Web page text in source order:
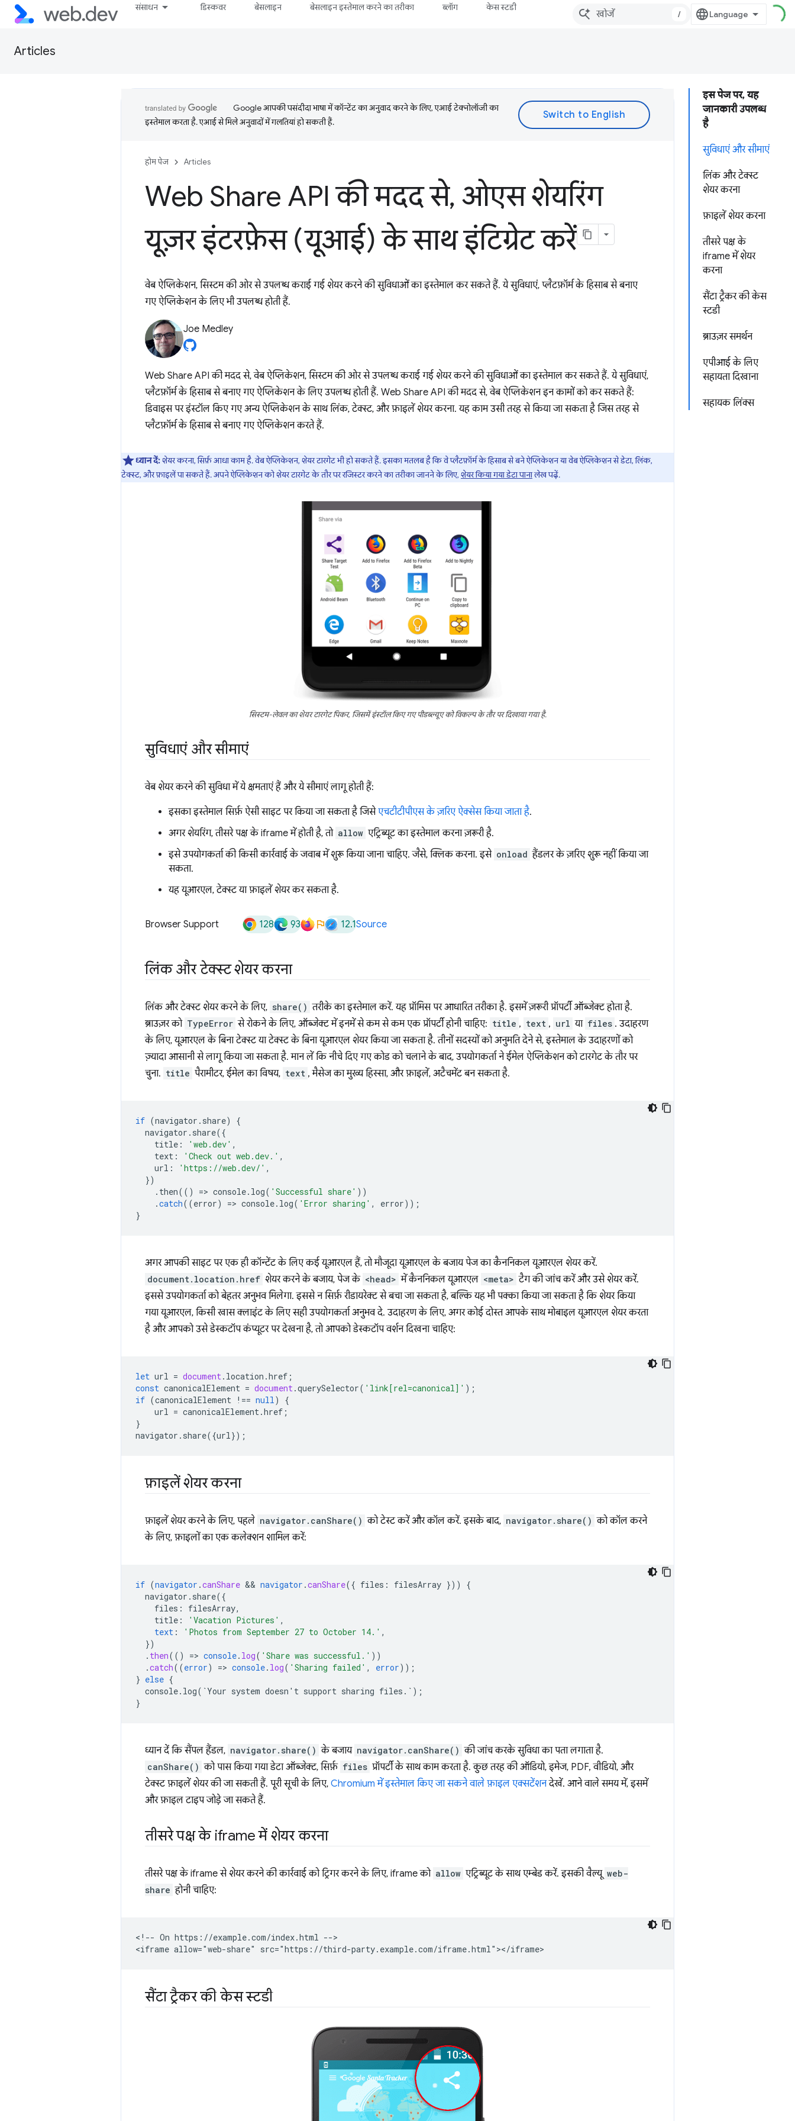
संसाधन डिस्कवर बेसलाइन बेसलाइन इस्तेमाल करने का तरीका ब्लॉग केस स्टडी
/
Articles
इस पेज पर, यह
जानकारी उपलब्ध
है
सुविधाएं और सीमाएं
लिंक और टेक्स्ट
शेयर करना
फ़ाइलें शेयर करना
तीसरे पक्ष के
iframe में शेयर
करना
सैंटा ट्रैकर की केस
स्टडी
ब्राउज़र समर्थन
एपीआई के लिए
सहायता दिखाना
सहायक लिंक्स
Google आपकी पसंदीदा भाषा में कॉन्टेंट का अनुवाद करने के लिए, एआई टेक्नोलॉजी का
इस्तेमाल करता है. एआई से मिले अनुवादों में गलतियां हो सकती हैं.
होम पेज Articles
Web Share API की मदद से, ओएस शेयरिंग
यूज़र इंटरफ़ेस (यूआई) के साथ इंटिग्रेट करें
वेब ऐप्लिकेशन, सिस्टम की ओर से उपलब्ध कराई गई शेयर करने की सुविधाओं का इस्तेमाल कर सकते हैं. ये सुविधाएं, प्लैटफ़ॉर्म के हिसाब से बनाए
गए ऐप्लिकेशन के लिए भी उपलब्ध होती हैं.
Joe Medley
Web Share API की मदद से, वेब ऐप्लिकेशन, सिस्टम की ओर से उपलब्ध कराई गई शेयर करने की सुविधाओं का इस्तेमाल कर सकते हैं. ये सुविधाएं,
प्लैटफ़ॉर्म के हिसाब से बनाए गए ऐप्लिकेशन के लिए उपलब्ध होती हैं. Web Share API की मदद से, वेब ऐप्लिकेशन इन कामों को कर सकते हैं:
डिवाइस पर इंस्टॉल किए गए अन्य ऐप्लिकेशन के साथ लिंक, टेक्स्ट, और फ़ाइलें शेयर करना. यह काम उसी तरह से किया जा सकता है जिस तरह से
प्लैटफ़ॉर्म के हिसाब से बनाए गए ऐप्लिकेशन करते हैं.
ध्यान दें:शेयर करना, सिर्फ़ आधा काम है. वेब ऐप्लिकेशन, शेयर टारगेट भी हो सकते हैं. इसका मतलब है कि वे प्लैटफ़ॉर्म के हिसाब से बने ऐप्लिकेशन या वेब ऐप्लिकेशन से डेटा, लिंक,
टेक्स्ट, और फ़ाइलें पा सकते हैं. अपने ऐप्लिकेशन को शेयर टारगेट के तौर पर रजिस्टर करने का तरीका जानने के लिए, शेयर किया गया डेटा पानालेख पढ़ें.
सिस्टम-लेवल का शेयर टारगेट पिकर, जिसमें इंस्टॉल किए गए पीडब्ल्यूए को विकल्प के तौर पर दिखाया गया है.
सुविधाएं और सीमाएं
वेब शेयर करने की सुविधा में ये क्षमताएं हैं और ये सीमाएं लागू होती हैं:
इसका इस्तेमाल सिर्फ़ ऐसी साइट पर किया जा सकता है जिसेएचटीटीपीएस के ज़रिए ऐक्सेस किया जाता है.
अगर शेयरिंग, तीसरे पक्ष के iframe में होती है, तो allow एट्रिब्यूट का इस्तेमाल करना ज़रूरी है.
इसे उपयोगकर्ता की किसी कार्रवाई के जवाब में शुरू किया जाना चाहिए. जैसे, क्लिक करना. इसे onload हैंडलर के ज़रिए शुरू नहीं किया जा
सकता.
यह यूआरएल, टेक्स्ट या फ़ाइलें शेयर कर सकता है.
Browser Support 128 93 12.1Source
लिंक और टेक्स्ट शेयर करना
लिंक और टेक्स्ट शेयर करने के लिए, share() तरीके का इस्तेमाल करें. यह प्रॉमिस पर आधारित तरीका है. इसमें ज़रूरी प्रॉपर्टी ऑब्जेक्ट होता है.
ब्राउज़र को TypeError से रोकने के लिए, ऑब्जेक्ट में इनमें से कम से कम एक प्रॉपर्टी होनी चाहिए: title , text , url या files . उदाहरण
के लिए, यूआरएल के बिना टेक्स्ट या टेक्स्ट के बिना यूआरएल शेयर किया जा सकता है. तीनों सदस्यों को अनुमति देने से, इस्तेमाल के उदाहरणों को
ज़्यादा आसानी से लागू किया जा सकता है. मान लें कि नीचे दिए गए कोड को चलाने के बाद, उपयोगकर्ता ने ईमेल ऐप्लिकेशन को टारगेट के तौर पर
चुना. title पैरामीटर, ईमेल का विषय, text , मैसेज का मुख्य हिस्सा, और फ़ाइलें, अटैचमेंट बन सकता है.
if (navigator . share)
{
navigator . share({
title : 'web.dev' ,
text : 'Check out web.dev.' ,
url : 'https://web.dev/' ,
})
. then(() => console. log( 'Successful share' ))
.catch((error) => console. log( 'Error sharing' , error));
}
अगर आपकी साइट पर एक ही कॉन्टेंट के लिए कई यूआरएल हैं, तो मौजूदा यूआरएल के बजाय पेज का कैननिकल यूआरएल शेयर करें.
document.location.href शेयर करने के बजाय, पेज के <head> में कैननिकल यूआरएल <meta> टैग की जांच करें और उसे शेयर करें.
इससे उपयोगकर्ता को बेहतर अनुभव मिलेगा. इससे न सिर्फ़ रीडायरेक्ट से बचा जा सकता है, बल्कि यह भी पक्का किया जा सकता है कि शेयर किया
गया यूआरएल, किसी खास क्लाइंट के लिए सही उपयोगकर्ता अनुभव दे. उदाहरण के लिए, अगर कोई दोस्त आपके साथ मोबाइल यूआरएल शेयर करता
है और आपको उसे डेस्कटॉप कंप्यूटर पर देखना है, तो आपको डेस्कटॉप वर्शन दिखना चाहिए:
let url = document . location .href ;
const canonicalElement = document .querySelector( 'link[rel=canonical]' );
if (canonicalElement !== null )
{
url = canonicalElement .href ;
}
navigator . share({url });
फ़ाइलें शेयर करना
फ़ाइलें शेयर करने के लिए, पहले navigator.canShare() को टेस्ट करें और कॉल करें. इसके बाद, navigator.share() को कॉल करने
के लिए, फ़ाइलों का एक कलेक्शन शामिल करें:
if (navigator .canShare && navigator .canShare({ files : filesArray }))
{
navigator.share({
files : filesArray,
title : 'Vacation Pictures' ,
text : 'Photos from September 27 to October 14.' ,
})
. then(() => console. log( 'Share was successful.' ))
.catch((error) => console. log( 'Sharing failed' , error));
} else {
console.log(`Your system doesn't support sharing files.`) ;
}
ध्यान दें कि सैंपल हैंडल, navigator.share() के बजाय navigator.canShare() की जांच करके सुविधा का पता लगाता है.
canShare() को पास किया गया डेटा ऑब्जेक्ट, सिर्फ़ files प्रॉपर्टी के साथ काम करता है. कुछ तरह की ऑडियो, इमेज, PDF, वीडियो, और
टेक्स्ट फ़ाइलें शेयर की जा सकती हैं. पूरी सूची के लिए, Chromium में इस्तेमाल किए जा सकने वाले फ़ाइल एक्सटेंशनदेखें. आने वाले समय में, इसमें
और फ़ाइल टाइप जोड़े जा सकते हैं.
तीसरे पक्ष के iframe में शेयर करना
तीसरे पक्ष के iframe से शेयर करने की कार्रवाई को ट्रिगर करने के लिए, iframe को allow एट्रिब्यूट के साथ एम्बेड करें. इसकी वैल्यू web-
share होनी चाहिए:
<!-- On https://example.com/index.html -->
सैंटा ट्रैकर की केस स्टडी